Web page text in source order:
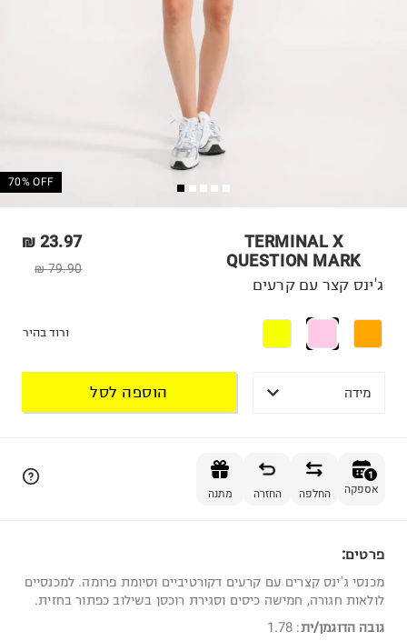
70% OFF
TERMINAL X
QUESTION MARK
23.97 ₪
79.90 ₪
ג'ינס קצר עם קרעים
ורוד בהיר
מידה הוספה לסל
1
אספקה החלפה החזרה מתנה
פרטים:
מכנסי ג'ינס קצרים עם קרעים דקורטיביים וסיומת פרומה. למכנסיים
לולאות חגורה, חמישה כיסים וסגירת רוכסן בשילוב כפתור בחזית.
גובה הדוגמן/ית:
1.78